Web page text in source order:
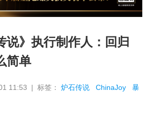
说》执行制作人：回归
简单
11:53 | 标签：炉石传说 ChinaJoy 暴